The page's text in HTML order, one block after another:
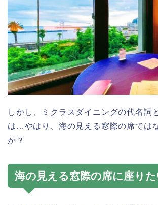
しかし、ミクラスダイニングの代名詞
は…やはり、海の見える窓際の席では
か？
海の見える窓際の席に座りた